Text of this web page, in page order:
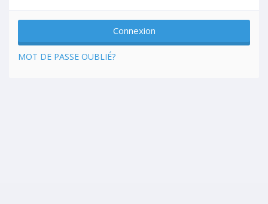
MOT DE PASSE OUBLIÉ?